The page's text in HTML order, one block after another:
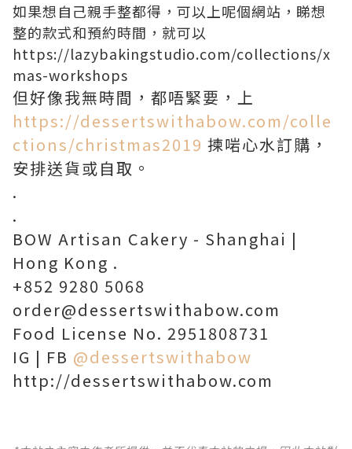
如果想自己親手整都得， 可以上呢個網站，睇想
整的款式和預約時間，就可以
https://lazybakingstudio.com/collections/x
mas-workshops
但好像我無時間，都唔緊要，上
https://dessertswithabow.com/colle
ctions/christmas2019 揀啱心水訂購，
安排送貨或自取。
.
.
BOW Artisan Cakery - Shanghai |
Hong Kong .
+852 9280 5068
order@dessertswithabow.com
Food License No. 2951808731
IG | FB @dessertswithabow
http://dessertswithabow.com